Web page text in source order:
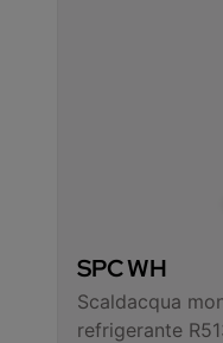
SPC WH
Scaldacqua
refrigerante